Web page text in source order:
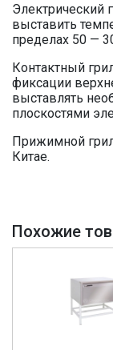
Электрический
выставить
пределах 50 —
Контактный
фиксации
выставлять
плоскостями
Прижимной
Китае.
Похожие